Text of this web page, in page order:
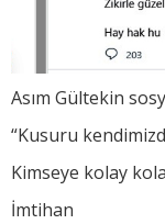
Asım Gültekin
“Kusuru
Kimseye kolay
İmtihan